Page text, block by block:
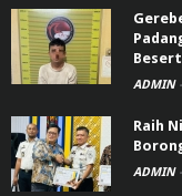
ADMIN -
Raih
ADMIN -